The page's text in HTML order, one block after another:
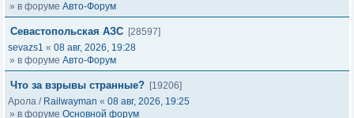
» в форуме Авто-Форум
Севастопольская АЗС [28597]
sevazs1 « 08 авг, 2026, 19:28
» в форуме Авто-Форум
Что за взрывы странные? [19206]
Арола / Railwayman « 08 авг, 2026, 19:25
» в форуме Основной форум